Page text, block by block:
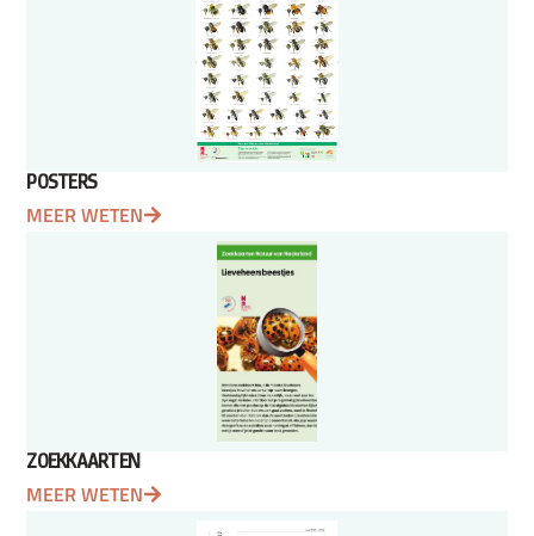
POSTERS
MEER WETEN
ZOEKKAARTEN
MEER WETEN